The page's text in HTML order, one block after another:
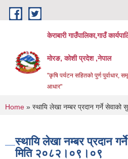
Skip to main content
केराबारी गाउँपालिका,गाउँ
मोरङ, कोशी प्रदेश ,नेपाल
"कृषि पर्यटन सहितको पुर्ण पुर्वाधार,
आधार"
You are here
Home » स्थायि लेखा नम्बर प्रदान गर्ने
स्थायि लेखा नम्बर प्रदान
मिति २०८२।०९।०९